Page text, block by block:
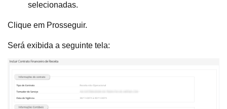
selecionadas.
Clique em Prosseguir.
Será exibida a seguinte tela: